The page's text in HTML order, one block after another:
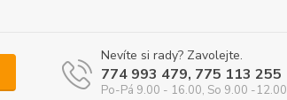
Nevíte si rady? Zavolejte.
774 993 479, 775 113 255
Po-Pá 9.00 - 16.00, So 9.00 -12.00